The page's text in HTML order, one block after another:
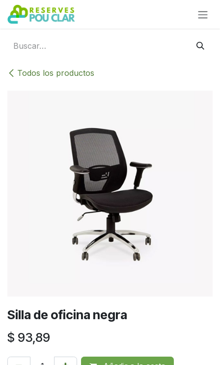
Ir al contenido
Todos los productos
Silla de oficina negra
$ 93,89